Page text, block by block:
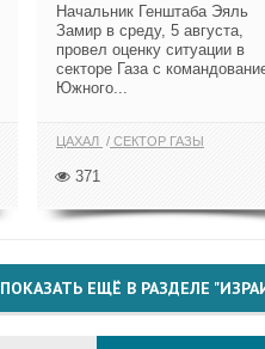
Начальник Генштаба Эяль
Замир в среду, 5 августа,
провел оценку ситуации в
секторе Газа с
Южного...
ЦАХАЛ СЕКТОР ГАЗЫ
371
ПОКАЗАТЬ ЕЩЁ В РАЗДЕЛЕ